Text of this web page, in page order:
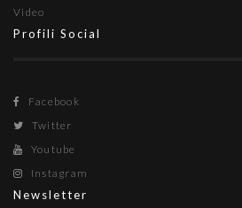
Video
Profili Social
Facebook
Twitter
Youtube
Instagram
Newsletter